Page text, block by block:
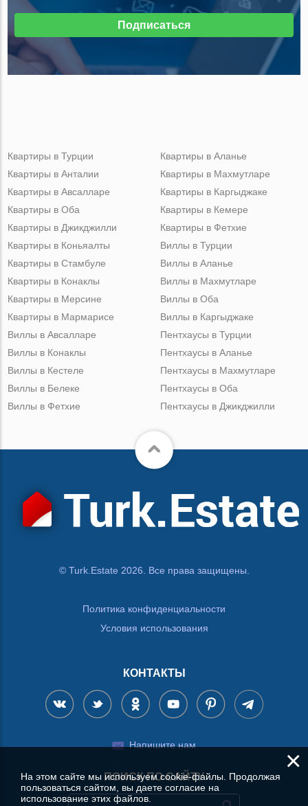
Подписаться
Квартиры в Турции
Квартиры в Анталии
Квартиры в Авсалларе
Квартиры в Оба
Квартиры в Джикджилли
Квартиры в Аланье
Квартиры в Махмутларе
Квартиры в Каргыджаке
Квартиры в Кемере
Квартиры в Фетхие
Квартиры в Коньяалты
Квартиры в Стамбуле
Квартиры в Конаклы
Квартиры в Мерсине
Квартиры в Мармарисе
Виллы в Турции
Виллы в Аланье
Виллы в Махмутларе
Виллы в Оба
Виллы в Каргыджаке
Виллы в Авсалларе
Виллы в Конаклы
Виллы в Кестеле
Виллы в Белеке
Виллы в Фетхие
Пентхаусы в Турции
Пентхаусы в Аланье
Пентхаусы в Махмутларе
Пентхаусы в Оба
Пентхаусы в Джикджилли
© Turk.Estate 2026. Все права защищены.
Политика конфиденциальности
Условия использования
КОНТАКТЫ
Напишите нам
ПОИСК ПО САЙТУ
×
На этом сайте мы используем cookie-файлы. Продолжая
пользоваться сайтом, вы даете согласие на
использование этих файлов.